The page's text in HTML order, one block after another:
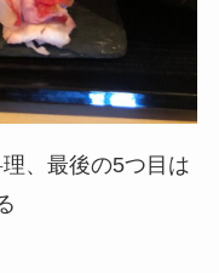
、最後の5つ目は